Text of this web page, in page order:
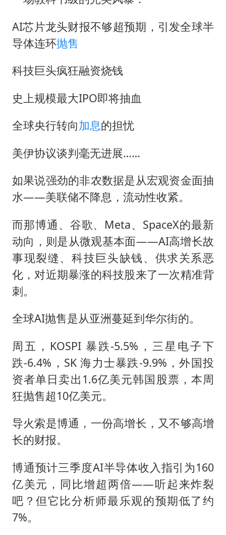
AI芯片龙头财报不够超预期，引发全球半
导体连环抛售
科技巨头疯狂融资烧钱
史上规模最大IPO即将抽血
全球央行转向加息的担忧
美伊协议谈判毫无进展……
如果说强劲的非农数据是从宏观资金面抽
水——美联储不降息，流动性收紧。
而那博通、谷歌、Meta、SpaceX的最新
动向，则是从微观基本面——AI高增长故
事现裂缝、科技巨头缺钱、供求关系恶
化，对近期暴涨的科技股来了一次精准背
刺。
全球AI抛售是从亚洲蔓延到华尔街的。
周五，KOSPI 暴跌-5.5%，三星电子下
跌-6.4%，SK 海力士暴跌-9.9%，外国投
资者单日卖出1.6亿美元韩国股票，本周
狂抛售超10亿美元。
导火索是博通，一份高增长，又不够高增
长的财报。
博通预计三季度AI半导体收入指引为160
亿美元，同比增超两倍——听起来炸裂
吧？但它比分析师最乐观的预期低了约
7%。